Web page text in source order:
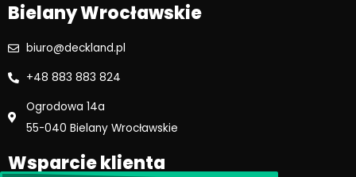
Bielany Wrocławskie
biuro@deckland.pl
+48 883 883 824
Ogrodowa 14a
55-040 Bielany Wrocławskie
Wsparcie klienta